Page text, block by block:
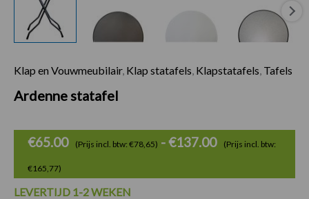
Klap en Vouwmeubilair, Klap statafels Klapstatafels Tafels
Ardenne statafel
€65.00 (Prijs incl. btw: €78,65) -€137.00 (Prijs incl. btw:
€165,77)
Prijsklasse:
€65.00
€137.00
LEVERTIJD 1-2 WEKEN